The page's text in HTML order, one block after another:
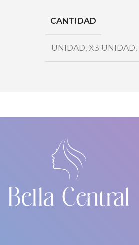
CANTIDAD
UNIDAD, X3 UNIDAD,